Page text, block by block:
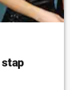
stap